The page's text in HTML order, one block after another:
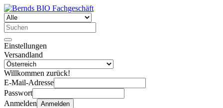
Einstellungen
Versandland
Willkommen zurück!
E-Mail-Adresse
Passwort
Anmelden Anmelden